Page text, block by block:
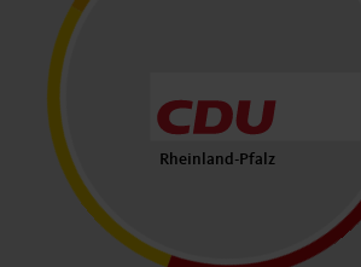
Rheinland-Pfalz